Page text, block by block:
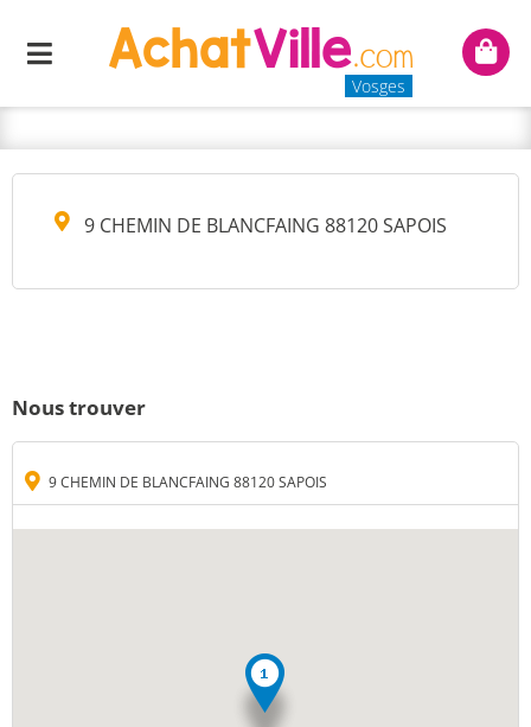
Menu
Vosges
Mon
SARL ENERGIES VERTES
9 CHEMIN DE BLANCFAING 88120 SAPOIS
Nous trouver
9 CHEMIN DE BLANCFAING 88120 SAPOIS